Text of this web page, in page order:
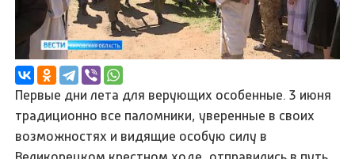
Первые дни лета для верующих особенные. 3 июня
традиционно все паломники, уверенные в своих
возможностях и видящие особую силу в